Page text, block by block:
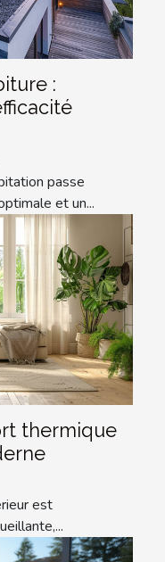
:
passe
et un...
thermique
est